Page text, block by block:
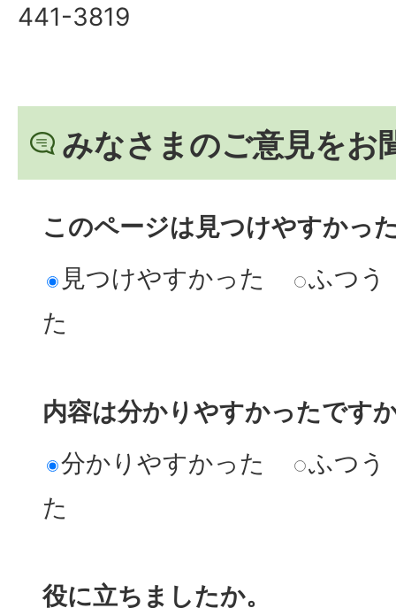
441-3819
みなさまのご意見をお
このページは見つけやすかっ
見つけやすかった
ふつう
た
内容は分かりやすかったです
分かりやすかった
ふつう
た
役に立ちましたか。